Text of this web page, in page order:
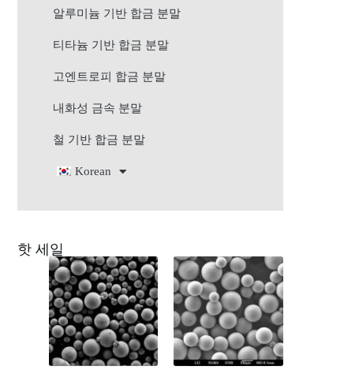
알루미늄 기반 합금 분말
티타늄 기반 합금 분말
고엔트로피 합금 분말
내화성 금속 분말
철 기반 합금 분말
Korean
핫 세일